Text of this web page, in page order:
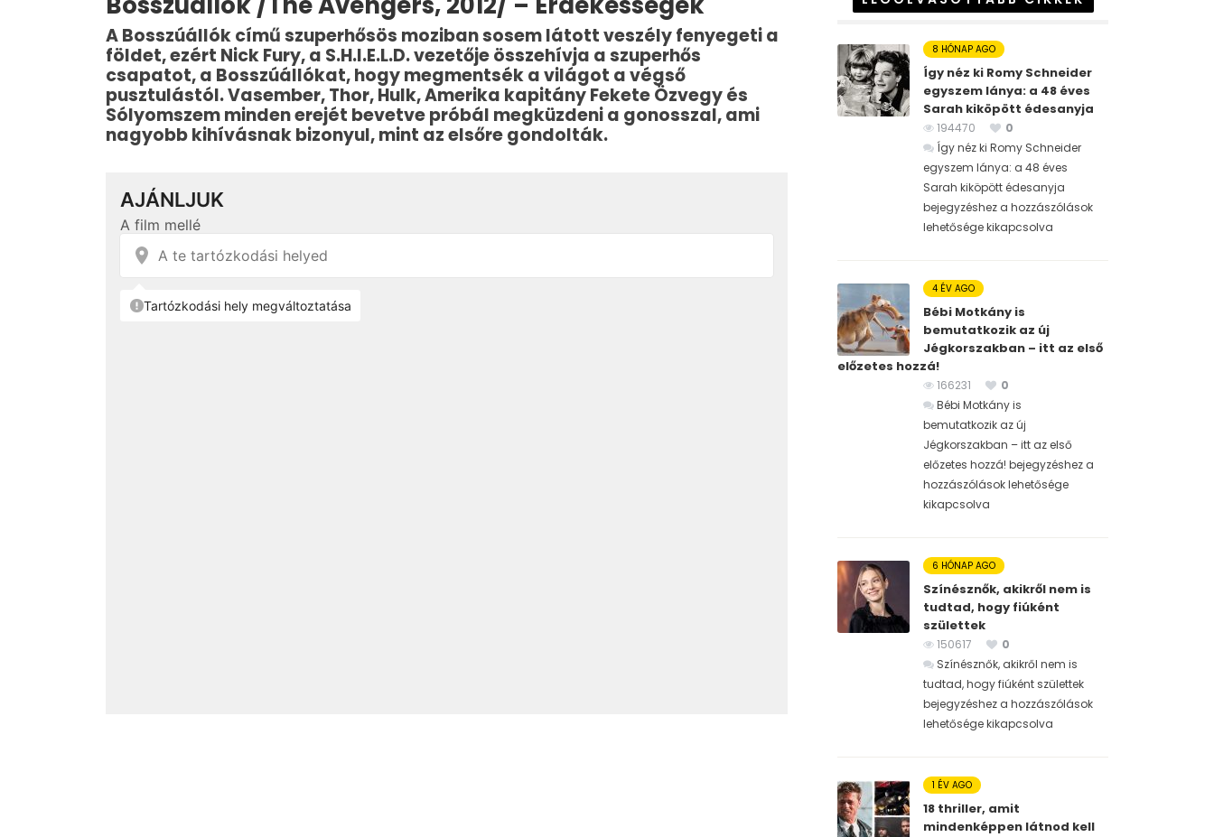
A Bosszúállók című szuperhősös moziban sosem látott veszély fenyegeti a
földet, ezért Nick Fury, a S.H.I.E.L.D. vezetője összehívja a szuperhős
csapatot, a Bosszúállókat, hogy megmentsék a világot a végső
pusztulástól. Vasember, Thor, Hulk, Amerika kapitány Fekete Özvegy és
Sólyomszem minden erejét bevetve próbál megküzdeni a gonosszal, ami
nagyobb kihívásnak bizonyul, mint az elsőre gondolták.
8 HÓNAP AGO
Így néz ki Romy Schneider
egyszem lánya: a 48 éves
Sarah kiköpött édesanyja
194470
0
Így néz ki Romy Schneider
egyszem lánya: a 48 éves
Sarah kiköpött édesanyja
bejegyzéshez a hozzászólások
lehetősége kikapcsolva
4 ÉV AGO
Bébi Motkány is
bemutatkozik az új
Jégkorszakban – itt az első
előzetes hozzá!
166231
0
Bébi Motkány is
bemutatkozik az új
Jégkorszakban – itt az első
előzetes hozzá! bejegyzéshez a
hozzászólások lehetősége
kikapcsolva
6 HÓNAP AGO
Színésznők, akikről nem is
tudtad, hogy fiúként
születtek
150617
0
Színésznők, akikről nem is
tudtad, hogy fiúként születtek
bejegyzéshez a hozzászólások
lehetősége kikapcsolva
1 ÉV AGO
18 thriller, amit
mindenképpen látnod kell